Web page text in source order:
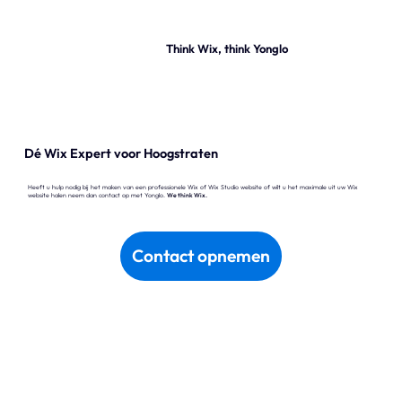
Think Wix, think Yonglo
Dé Wix Expert voor Hoogstraten
Heeft u hulp nodig bij het maken van een professionele Wix of Wix Studio website of wilt u het maximale uit uw Wix
website halen neem dan contact op met Yonglo.We think Wix.
Contact opnemen
Wix Studio
Wix & SEO
Wix Optimaal